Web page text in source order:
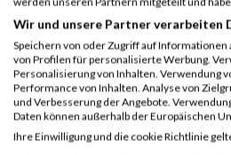
B2RUN Nürnberg
Einzelwertung männlich
B2Run Nürnberg
Teamwertung männlich
11984 Jörg
B2Run Nürnberg 11984 Jörg
Wir und unsere Partner verarbeiten
Speichern von oder Zugriff auf
von Profilen für personalisierte Werbung.
Personalisierung von Inhalten. Verwendung
Performance von Inhalten. Analyse von
und Verbesserung der Angebote.
Daten können außerhalb der Europäischen
Ihre Einwilligung und die cookie Richtlinie